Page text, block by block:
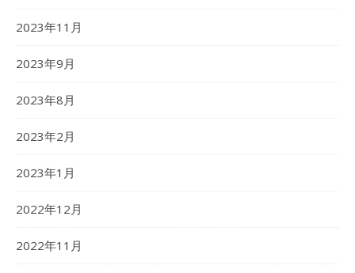
2023年11月
2023年9月
2023年8月
2023年2月
2023年1月
2022年12月
2022年11月